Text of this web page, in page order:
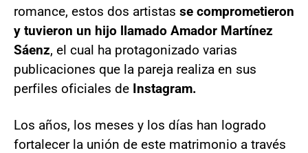
romance, estos dos artistas se comprometieron
y tuvieron un hijo llamado Amador Martínez
Sáenz, el cual ha protagonizado varias
publicaciones que la pareja realiza en sus
perfiles oficiales de Instagram.
Los años, los meses y los días han logrado
fortalecer la unión de este matrimonio a través